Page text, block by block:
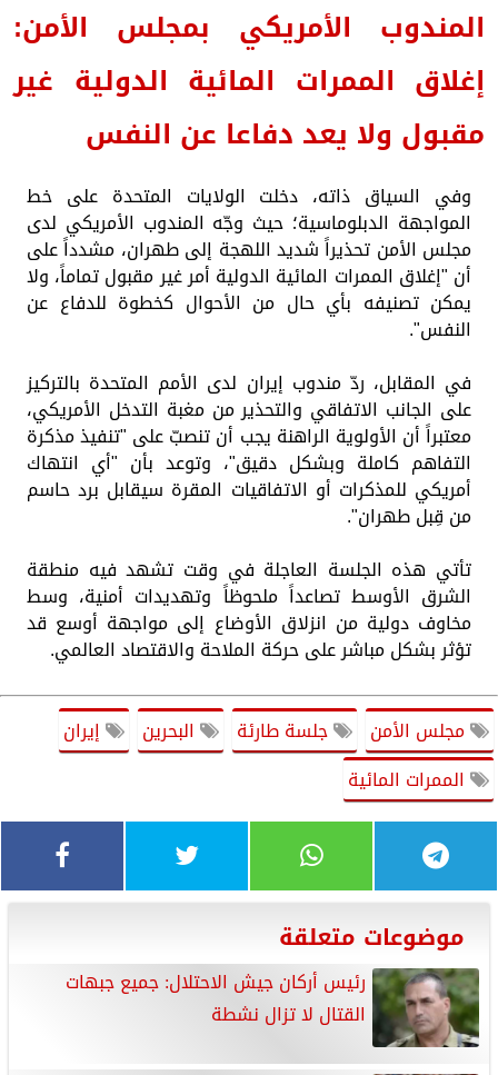
المندوب الأمريكي بمجلس الأمن:
إغلاق الممرات المائية الدولية غير
مقبول ولا يعد دفاعا عن النفس
وفي السياق ذاته، دخلت الولايات المتحدة على خط
المواجهة الدبلوماسية؛ حيث وجّه المندوب الأمريكي لدى
مجلس الأمن تحذيراً شديد اللهجة إلى طهران، مشدداً على
أن "إغلاق الممرات المائية الدولية أمر غير مقبول تماماً، ولا
يمكن تصنيفه بأي حال من الأحوال كخطوة للدفاع عن
النفس".
في المقابل، ردّ مندوب إيران لدى الأمم المتحدة بالتركيز
على الجانب الاتفاقي والتحذير من مغبة التدخل الأمريكي،
معتبراً أن الأولوية الراهنة يجب أن تنصبّ على "تنفيذ مذكرة
التفاهم كاملة وبشكل دقيق"، وتوعد بأن "أي انتهاك
أمريكي للمذكرات أو الاتفاقيات المقرة سيقابل برد حاسم
من قِبل طهران".
تأتي هذه الجلسة العاجلة في وقت تشهد فيه منطقة
الشرق الأوسط تصاعداً ملحوظاً وتهديدات أمنية، وسط
مخاوف دولية من انزلاق الأوضاع إلى مواجهة أوسع قد
تؤثر بشكل مباشر على حركة الملاحة والاقتصاد العالمي.
مجلس الأمن جلسة طارئة البحرين
إيران
الممرات المائية
موضوعات متعلقة
رئيس أركان جيش الاحتلال: جميع جبهات
القتال لا تزال نشطة